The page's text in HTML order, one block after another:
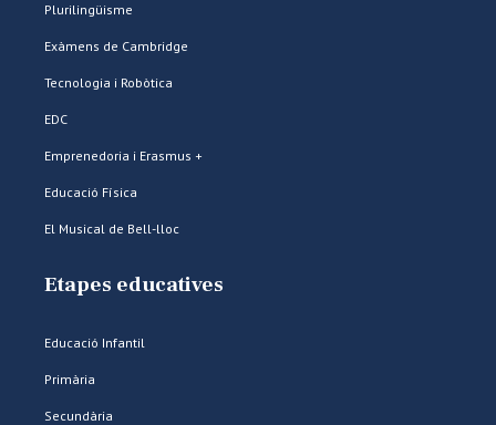
Plurilingüisme
Exàmens de Cambridge
Tecnologia i Robòtica
EDC
Emprenedoria i Erasmus +
Educació Física
El Musical de Bell-lloc
Etapes educatives
Educació Infantil
Primària
Secundària